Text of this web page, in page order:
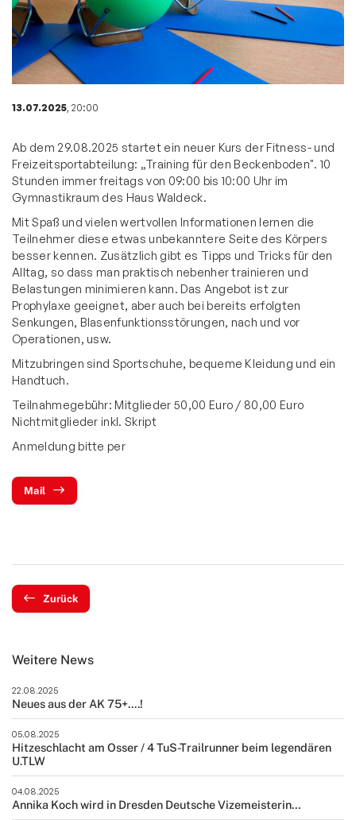
13.07.2025, 20:00
Ab dem 29.08.2025 startet ein neuer Kurs der Fitness- und
Freizeitsportabteilung: „Training für den Beckenboden". 10
Stunden immer freitags von 09:00 bis 10:00 Uhr im
Gymnastikraum des Haus Waldeck.
Mit Spaß und vielen wertvollen Informationen lernen die
Teilnehmer diese etwas unbekanntere Seite des Körpers
besser kennen. Zusätzlich gibt es Tipps und Tricks für den
Alltag, so dass man praktisch nebenher trainieren und
Belastungen minimieren kann. Das Angebot ist zur
Prophylaxe geeignet, aber auch bei bereits erfolgten
Senkungen, Blasenfunktionsstörungen, nach und vor
Operationen, usw.
Mitzubringen sind Sportschuhe, bequeme Kleidung und ein
Handtuch.
Teilnahmegebühr: Mitglieder 50,00 Euro / 80,00 Euro
Nichtmitglieder inkl. Skript
Anmeldung bitte per
Mail
Zurück
Weitere News
22.08.2025
Neues aus der AK 75+....!
05.08.2025
Hitzeschlacht am Osser / 4 TuS-Trailrunner beim legendären
U.TLW
04.08.2025
Annika Koch wird in Dresden Deutsche Vizemeisterin…